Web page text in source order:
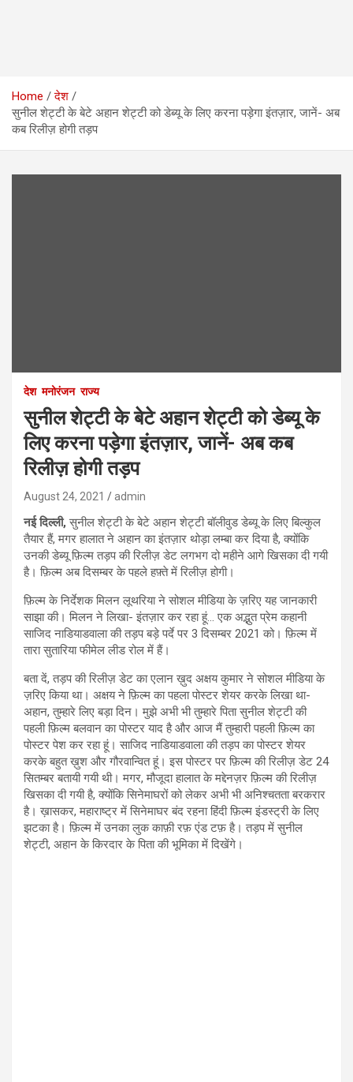
Home
देश
सुनील शेट्टी के बेटे अहान शेट्टी को डेब्यू के लिए करना पड़ेगा इंतज़ार, जानें- अब
कब रिलीज़ होगी तड़प
देश मनोरंजन राज्य
सुनील शेट्टी के बेटे अहान शेट्टी को डेब्यू के
लिए करना पड़ेगा इंतज़ार, जानें- अब कब
रिलीज़ होगी तड़प
August 24, 2021 admin
नई दिल्ली,सुनील शेट्टी के बेटे अहान शेट्टी बॉलीवुड डेब्यू के लिए बिल्कुल
तैयार हैं, मगर हालात ने अहान का इंतज़ार थोड़ा लम्बा कर दिया है, क्योंकि
उनकी डेब्यू फ़िल्म तड़प की रिलीज़ डेट लगभग दो महीने आगे खिसका दी गयी
है। फ़िल्म अब दिसम्बर के पहले हफ़्ते में रिलीज़ होगी।
फ़िल्म के निर्देशक मिलन लूथरिया ने सोशल मीडिया के ज़रिए यह जानकारी
साझा की। मिलन ने लिखा- इंतज़ार कर रहा हूं… एक अद्भुत प्रेम कहानी
साजिद नाडियाडवाला की तड़प बड़े पर्दे पर 3 दिसम्बर 2021 को। फ़िल्म में
तारा सुतारिया फीमेल लीड रोल में हैं।
बता दें, तड़प की रिलीज़ डेट का एलान ख़ुद अक्षय कुमार ने सोशल मीडिया के
ज़रिए किया था। अक्षय ने फ़िल्म का पहला पोस्टर शेयर करके लिखा था-
अहान, तुम्हारे लिए बड़ा दिन। मुझे अभी भी तुम्हारे पिता सुनील शेट्टी की
पहली फ़िल्म बलवान का पोस्टर याद है और आज मैं तुम्हारी पहली फ़िल्म का
पोस्टर पेश कर रहा हूं। साजिद नाडियाडवाला की तड़प का पोस्टर शेयर
करके बहुत ख़ुश और गौरवान्वित हूं। इस पोस्टर पर फ़िल्म की रिलीज़ डेट 24
सितम्बर बतायी गयी थी। मगर, मौजूदा हालात के मद्देनज़र फ़िल्म की रिलीज़
खिसका दी गयी है, क्योंकि सिनेमाघरों को लेकर अभी भी अनिश्चतता बरकरार
है। ख़ासकर, महाराष्ट्र में सिनेमाघर बंद रहना हिंदी फ़िल्म इंडस्ट्री के लिए
झटका है। फ़िल्म में उनका लुक काफ़ी रफ़ एंड टफ़ है। तड़प में सुनील
शेट्टी, अहान के किरदार के पिता की भूमिका में दिखेंगे।